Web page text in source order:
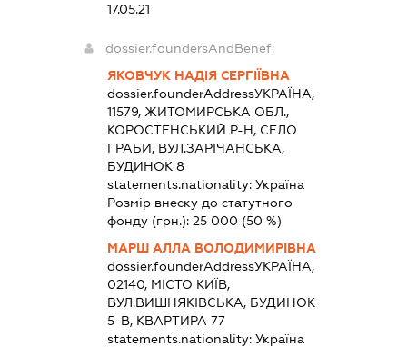
17.05.21
dossier.foundersAndBenef:
ЯКОВЧУК НАДІЯ СЕРГІЇВНА
dossier.founderAddressУКРАЇНА,
11579, ЖИТОМИРСЬКА ОБЛ.,
КОРОСТЕНСЬКИЙ Р-Н, СЕЛО
ГРАБИ, ВУЛ.ЗАРІЧАНСЬКА,
БУДИНОК 8
statements.nationality: Україна
Розмір внеску до статутного
фонду (грн.): 25 000 (50 %)
МАРШ АЛЛА ВОЛОДИМИРІВНА
dossier.founderAddressУКРАЇНА,
02140, МІСТО КИЇВ,
ВУЛ.ВИШНЯКІВСЬКА, БУДИНОК
5-В, КВАРТИРА 77
statements.nationality: Україна